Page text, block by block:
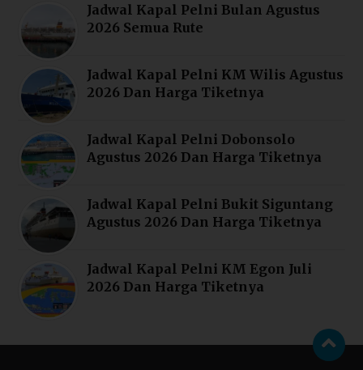
Jadwal Kapal Pelni Bulan Agustus
2026 Semua Rute
Jadwal Kapal Pelni KM Wilis Agustus
2026 Dan Harga Tiketnya
Jadwal Kapal Pelni Dobonsolo
Agustus 2026 Dan Harga Tiketnya
Jadwal Kapal Pelni Bukit Siguntang
Agustus 2026 Dan Harga Tiketnya
Jadwal Kapal Pelni KM Egon Juli
2026 Dan Harga Tiketnya